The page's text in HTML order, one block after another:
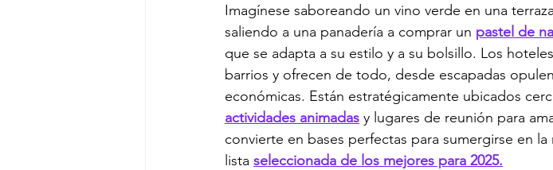
Imagínese saboreando un vino verde en una
saliendo a una panadería a comprar un pastel de
que se adapta a su estilo y a su bolsillo. Los
barrios y ofrecen de todo, desde escapadas
económicas. Están estratégicamente ubicados
actividades animadas y lugares de reunión para
convierte en bases perfectas para sumergirse en
lista seleccionada de los mejores para 2025.